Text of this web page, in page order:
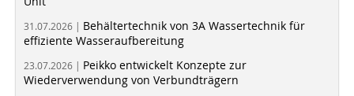
31.07.2026 | Behältertechnik von 3A Wassertechnik für
effiziente Wasseraufbereitung
23.07.2026 | Peikko entwickelt Konzepte zur
Wiederverwendung von Verbundträgern